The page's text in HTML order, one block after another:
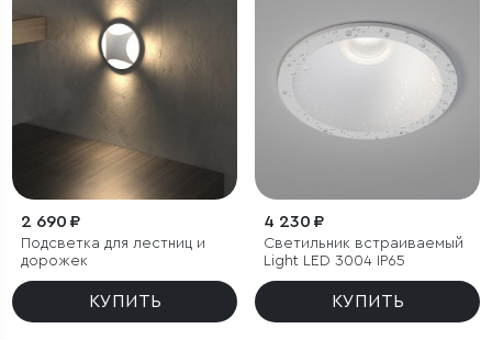
2 690 ₽
Подсветка для лестниц и
дорожек
КУПИТЬ
4 230 ₽
Светильник встраиваемый
Light LED 3004 IP65
КУПИТЬ